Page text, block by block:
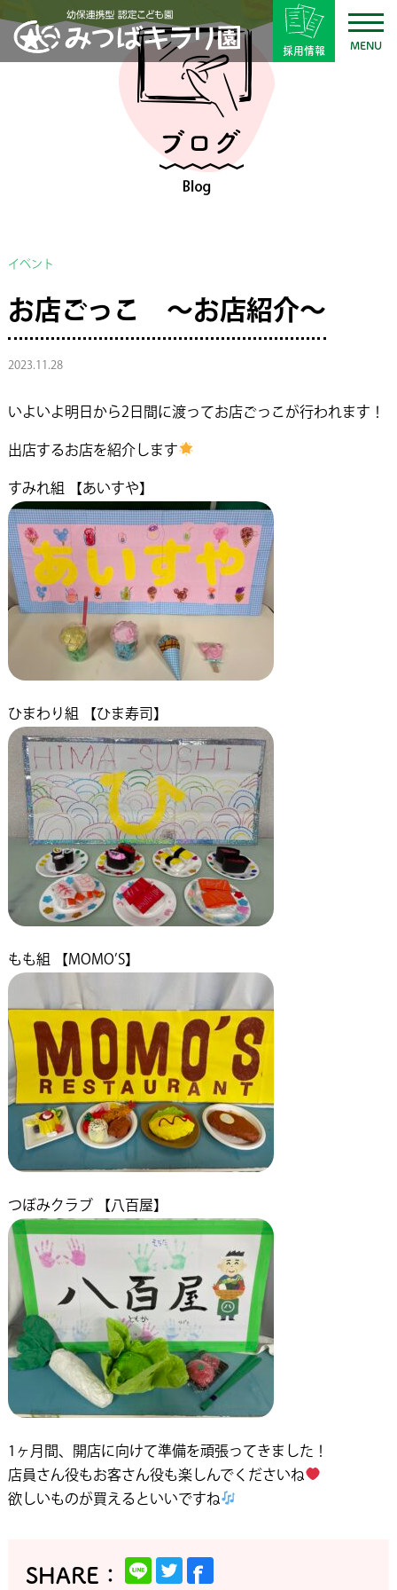
採用情報
MENU
イベント
お店ごっこ 〜お店紹介〜
2023.11.28
いよいよ明日から2日間に渡ってお店ごっこが行われます！
出店するお店を紹介します
すみれ組 【あいすや】
ひまわり組 【ひま寿司】
もも組 【MOMO’S】
つぼみクラブ 【八百屋】
1ヶ月間、開店に向けて準備を頑張ってきました！
店員さん役もお客さん役も楽しんでくださいね
欲しいものが買えるといいですね